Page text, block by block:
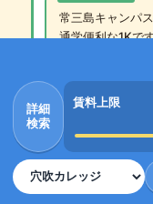
常三島キャンパ
通学便利な1Kで
詳細
検索
賃料上限